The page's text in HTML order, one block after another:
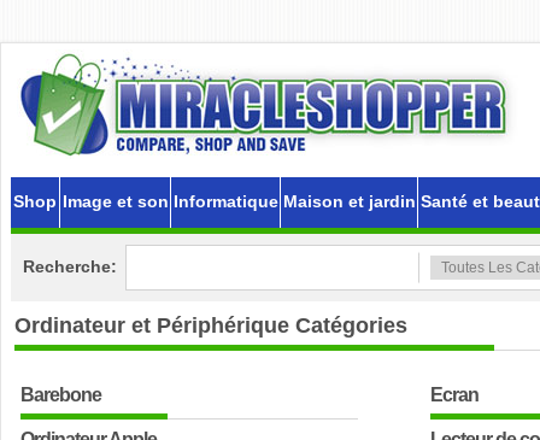
Shop Image et son Informatique Maison et jardin Santé et
Recherche:
Ordinateur et Périphérique Catégories
Barebone Ecran